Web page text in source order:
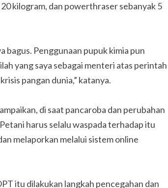
kilogram, dan powerthraser sebanyak 5
bagus. Penggunaan pupuk kimia pun
yang saya sebagai menteri atas perintah
pangan dunia,” katanya.
di saat pancaroba dan perubahan
harus selalu waspada terhadap itu
melaporkan melalui sistem online
itu dilakukan langkah pencegahan dan